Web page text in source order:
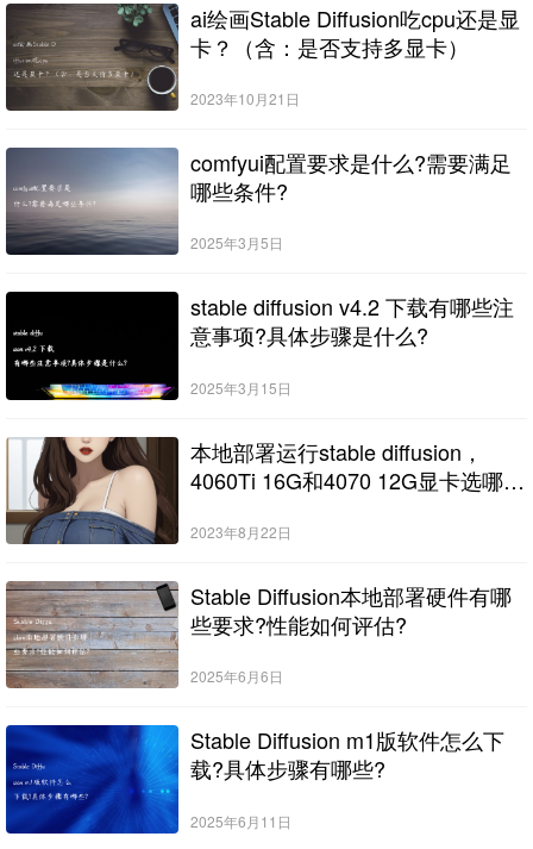
ai绘画Stable Diffusion吃cpu还是显
卡？（含：是否支持多显卡）
2023年10月21日
comfyui配置要求是什么?需要满足
哪些条件?
2025年3月5日
stable diffusion v4.2 下载有哪些注
意事项?具体步骤是什么?
2025年3月15日
本地部署运行stable diffusion，
4060Ti 16G和4070 12G显卡选哪
2023年8月22日
Stable Diffusion本地部署硬件有哪
些要求?性能如何评估?
2025年6月6日
Stable Diffusion m1版软件怎么下
载?具体步骤有哪些?
2025年6月11日